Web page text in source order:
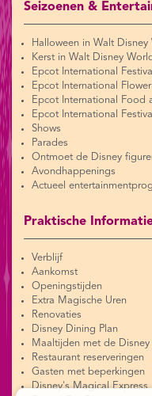
Seizoenen &
Halloween in Walt Disney
Kerst in Walt Disney World
Epcot International
Epcot International
Epcot International Food
Epcot International
Shows
Parades
Ontmoet de Disney
Avondhappenings
Actueel
Praktische
Verblijf
Aankomst
Openingstijden
Extra Magische Uren
Renovaties
Disney Dining Plan
Maaltijden met de Disney
Restaurant reserveringen
Gasten met beperkingen
Disney's Magical Express